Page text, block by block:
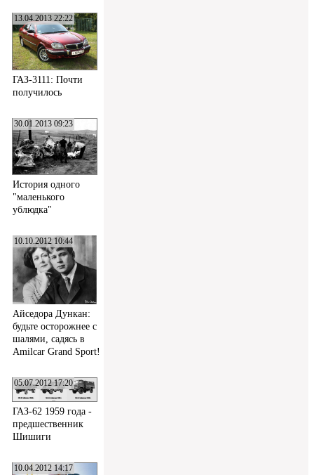
13.04.2013 22:22
ГАЗ-3111: Почти
получилось
30.01.2013 09:23
История одного
"маленького
ублюдка"
10.10.2012 10:44
Айседора Дункан:
будьте осторожнее с
шалями, садясь в
Amilcar Grand Sport!
05.07.2012 17:20
ГАЗ-62 1959 года -
предшественник
Шишиги
10.04.2012 14:17